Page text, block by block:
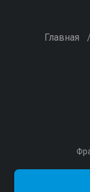
Главная /